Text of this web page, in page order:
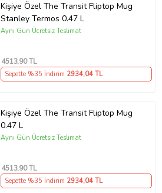
Kişiye Özel The Transit Fliptop Mug
Stanley Termos 0.47 L
Aynı Gün Ücretsiz Teslimat
4513,90 TL
Sepette %35 İndirim 2934,04 TL
Kişiye Özel The Transit Fliptop Mug
0.47 L
Aynı Gün Ücretsiz Teslimat
4513,90 TL
Sepette %35 İndirim 2934,04 TL